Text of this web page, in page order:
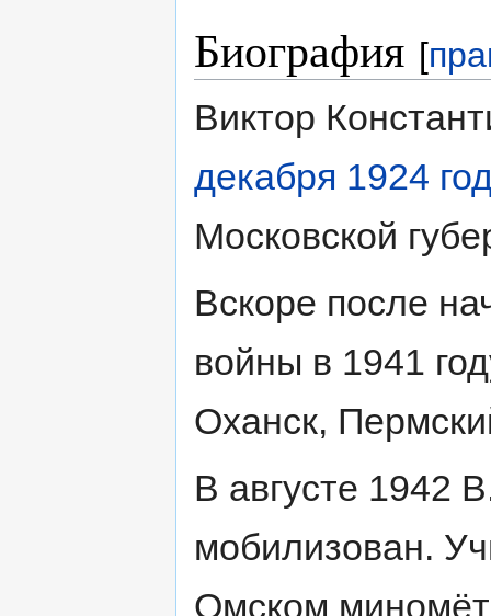
Биография [
Виктор
декабря 1924
Московской
Вскоре после
войны в 1941
Оханск,
В августе 1942
мобилизован.
Омском